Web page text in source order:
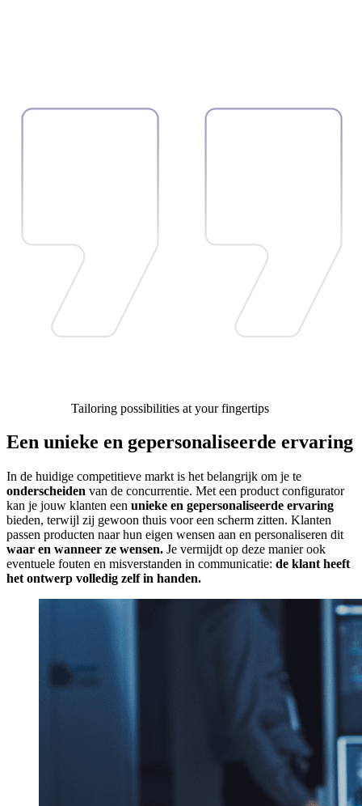
Tailoring possibilities at your fingertips
Een unieke en gepersonaliseerde ervaring
In de huidige competitieve markt is het belangrijk om je te
onderscheiden van de concurrentie. Met een product configurator
kan je jouw klanten een unieke en gepersonaliseerde ervaring
bieden, terwijl zij gewoon thuis voor een scherm zitten. Klanten
passen producten naar hun eigen wensen aan en personaliseren dit
waar en wanneer ze wensen. Je vermijdt op deze manier ook
eventuele fouten en misverstanden in communicatie: de klant heeft
het ontwerp volledig zelf in handen.